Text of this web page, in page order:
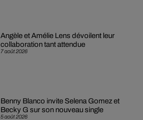
7 août 2026
Angèle et Amélie Lens dévoilent leur
collaboration tant attendue
5 août 2026
Benny Blanco invite Selena Gomez et
Becky G sur son nouveau single